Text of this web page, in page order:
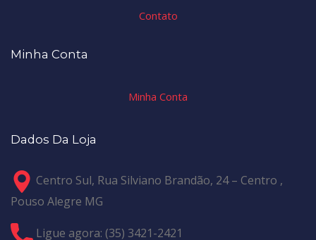
Contato
Minha Conta
Minha Conta
Dados Da Loja
Centro Sul, Rua Silviano Brandão, 24 – Centro ,
Pouso Alegre MG
Ligue agora: (35) 3421-2421